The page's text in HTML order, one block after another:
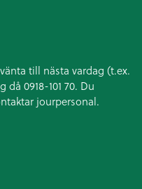
till nästa vardag (t.ex.
då 0918-101 70. Du
jourpersonal.